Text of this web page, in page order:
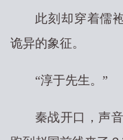
此刻却穿着儒
诡异的象征。
“淳于先生。”
秦战开口，声